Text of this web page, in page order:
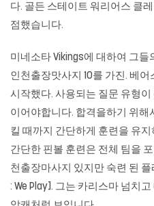
다. 골든 스테이트 워리어스 클
점했습니다.
미네소타 Vikings에 대하여 그
인천출장맛사지 10를 가진. 베
시작했다. 사용되는 질문 유형
이어야합니다. 합격을하기 위해
킬 때까지 간단하게 훈련을 유
간단한 핀볼 훈련은 전체 팀을
천출장마사지 있지만 숙련 된
: We Play]. 그는 카리스마 넘치